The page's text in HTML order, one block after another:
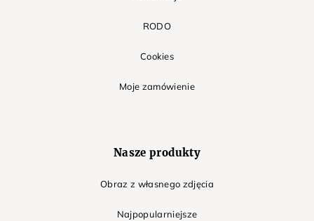
RODO
Cookies
Moje zamówienie
Nasze produkty
Obraz z własnego zdjęcia
Najpopularniejsze